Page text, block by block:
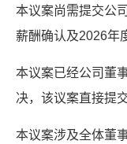
本议案尚需提交公
薪酬确认及2026年
本议案已经公司董
决，该议案直接提
本议案涉及全体董